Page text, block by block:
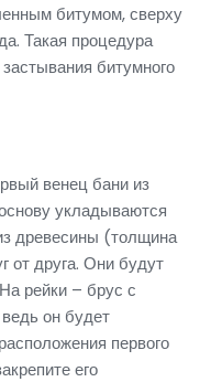
битумом, сверху
Такая процедура
битумного
венец бани из
укладываются
древесины (толщина
от друга. Они будут
рейки – брус с
он будет
первого
его